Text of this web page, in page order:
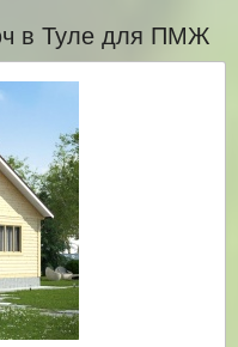
в Туле для ПМЖ